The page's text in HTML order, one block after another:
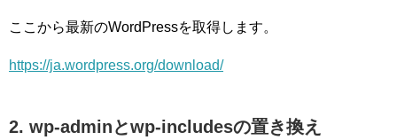
ここから最新のWordPressを取得します。
https://ja.wordpress.org/download/
2. wp-adminとwp-includesの置き換え